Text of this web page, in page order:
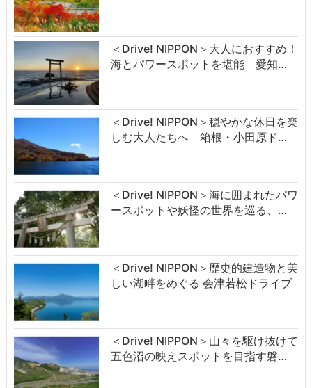
＜Drive! NIPPON＞大人におすすめ！
海とパワースポットを堪能 愛知…
＜Drive! NIPPON＞穏やかな休日を楽
しむ大人たちへ 箱根・小田原ド…
＜Drive! NIPPON＞海に囲まれたパワ
ースポットや妖怪の世界を巡る、…
＜Drive! NIPPON＞歴史的建造物と美
しい湖畔をめぐる 会津若松ドライブ
＜Drive! NIPPON＞山々を駆け抜けて
五色沼の映えスポットを目指す磐…